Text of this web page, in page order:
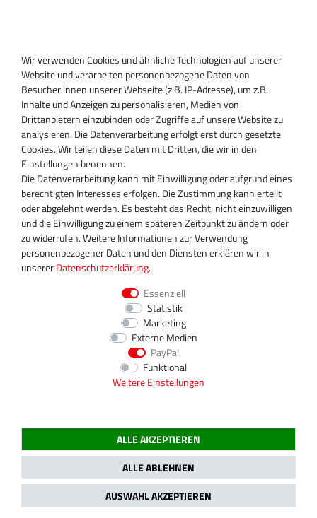
SUPPORT
Inhaber:
Magnos Turbosystems GmbH
Miraustraße 27-29
D-13509 Berlin
+49 30 340 606 740
+49 30 340 606 740
+49 30 340 606 745
info@turboservice24.de
Aktuelle Öffnungszeiten
Mo-Fr: 08:00 Uhr - 18:00 Uhr
Sa: geschlossen
2020 Magnos Turbosystems GmbH | Alle Preise inklusive gesetzlicher MwSt.
Wir verwenden Cookies und ähnliche Technologien auf unserer
Website und verarbeiten personenbezogene Daten von
Besucher:innen unserer Webseite (z.B. IP-Adresse), um z.B.
Inhalte und Anzeigen zu personalisieren, Medien von
Drittanbietern einzubinden oder Zugriffe auf unsere Website zu
analysieren. Die Datenverarbeitung erfolgt erst durch gesetzte
Cookies. Wir teilen diese Daten mit Dritten, die wir in den
Einstellungen benennen.
Die Datenverarbeitung kann mit Einwilligung oder aufgrund eines
berechtigten Interesses erfolgen. Die Zustimmung kann erteilt
oder abgelehnt werden. Es besteht das Recht, nicht einzuwilligen
und die Einwilligung zu einem späteren Zeitpunkt zu ändern oder
zu widerrufen. Weitere Informationen zur Verwendung
personenbezogener Daten und den Diensten erklären wir in
unsererDaten­schutz­erklärung.
Essenziell
Statistik
Marketing
Externe Medien
PayPal
Funktional
Weitere Einstellungen
ALLE AKZEPTIEREN
ALLE ABLEHNEN
AUSWAHL AKZEPTIEREN